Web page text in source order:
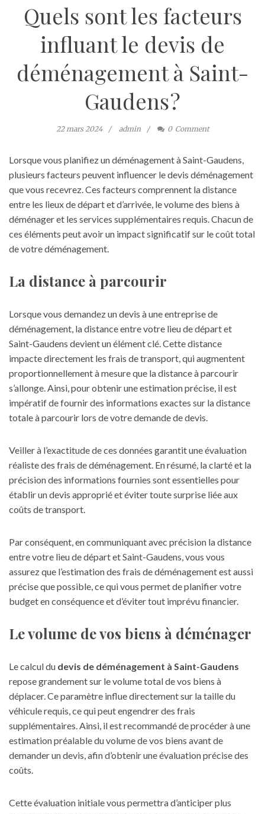
Quels sont les facteurs
influant le devis de
déménagement à Saint-
Gaudens ?
22 mars 2024 admin 0 Comment
Lorsque vous planifiez un déménagement à Saint-Gaudens,
plusieurs facteurs peuvent influencer le devis déménagement
que vous recevrez. Ces facteurs comprennent la distance
entre les lieux de départ et d’arrivée, le volume des biens à
déménager et les services supplémentaires requis. Chacun de
ces éléments peut avoir un impact significatif sur le coût total
de votre déménagement.
La distance à parcourir
Lorsque vous demandez un devis à une entreprise de
déménagement, la distance entre votre lieu de départ et
Saint-Gaudens devient un élément clé. Cette distance
impacte directement les frais de transport, qui augmentent
proportionnellement à mesure que la distance à parcourir
s’allonge. Ainsi, pour obtenir une estimation précise, il est
impératif de fournir des informations exactes sur la distance
totale à parcourir lors de votre demande de devis.
Veiller à l’exactitude de ces données garantit une évaluation
réaliste des frais de déménagement. En résumé, la clarté et la
précision des informations fournies sont essentielles pour
établir un devis approprié et éviter toute surprise liée aux
coûts de transport.
Par conséquent, en communiquant avec précision la distance
entre votre lieu de départ et Saint-Gaudens, vous vous
assurez que l’estimation des frais de déménagement est aussi
précise que possible, ce qui vous permet de planifier votre
budget en conséquence et d’éviter tout imprévu financier.
Le volume de vos biens à déménager
Le calcul du devis de déménagement à Saint-Gaudens
repose grandement sur le volume total de vos biens à
déplacer. Ce paramètre influe directement sur la taille du
véhicule requis, ce qui peut engendrer des frais
supplémentaires. Ainsi, il est recommandé de procéder à une
estimation préalable du volume de vos biens avant de
demander un devis, afin d’obtenir une évaluation précise des
coûts.
Cette évaluation initiale vous permettra d’anticiper plus